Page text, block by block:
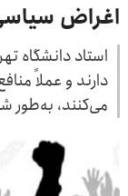
اغراض
استاد دانشگاه
دارند و عملاً
می‌کنند، به‌طور